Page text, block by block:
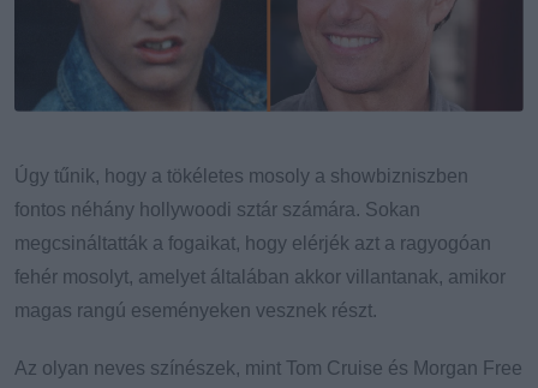
Úgy tűnik, hogy a tökéletes mosoly a showbizniszben
fontos néhány hollywoodi sztár számára. Sokan
megcsináltatták a fogaikat, hogy elérjék azt a ragyogóan
fehér mosolyt, amelyet általában akkor villantanak, amikor
magas rangú eseményeken vesznek részt.
Az olyan neves színészek, mint Tom Cruise és Morgan Free